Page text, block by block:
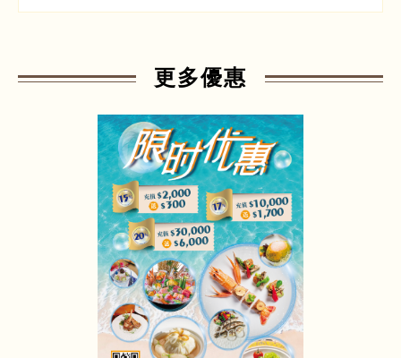
更多優惠